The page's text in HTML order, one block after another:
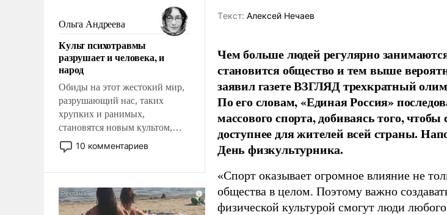
сложна и амбициозна. Однако
и ее реализация радикально
поднимет наши боевые
возможности.
Ольга Андреева
Культ психотравмы
разрушает и человека, и
народ
Обиды на этот жестокий мир,
разрушающий нас, таких
хрупких и ранимых,
становятся новым культом,
постепенно вытесняя и
отменяя традиционное
ударами судьбы, брать на себя
ответственность, помогать
10 комментариев
Tекст: Алексей Нечаев
Чем больше людей регулярно
становится общество и тем выше
заявил газете ВЗГЛЯД трехкратный
По его словам, «Единая Россия»
массового спорта, добиваясь того,
доступнее для жителей всей страны.
День физкультурника.
«Спорт оказывает огромное влияние не
общества в целом. Поэтому важно
физической культурой смогут люди